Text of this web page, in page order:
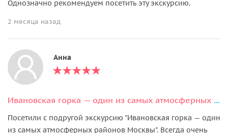
Однозначно рекомендуем посетить эту экскурсию.
2 месяца назад
Анна
Ивановская горка — один из самых атмосферных районов Москвы
Посетили с подругой экскурсию "Ивановская горка — один
из самых атмосферных районов Москвы". Всегда очень